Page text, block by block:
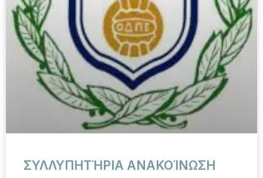
ΣΥΛΛΥΠΗΤΉΡΙΑ ΑΝΑΚΟΊΝΩΣΗ